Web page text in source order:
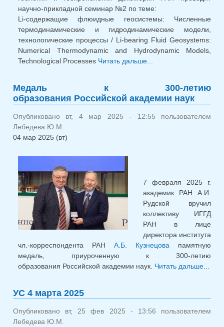
научно-прикладной семинар №2 по теме:
Li-содержащие флюидные геосистемы: Численные
термодинамические и гидродинамические модели,
технологические процессы / Li-bearing Fluid Geosystems:
Numerical Thermodynamic and Hydrodynamic Models,
Technological Processes Читать дальше...
Медаль к 300-летию
образования Российской академии наук
Опубликовано вт, 4 мар 2025 - 12:55 пользователем
Лебедева Ю.М.
04 мар 2025 (вт)
7 февраля 2025 г.
академик РАН А.И.
Рудской вручил
коллективу ИГГД
РАН в лице
директора института
чл.-корреспондента РАН А.Б. Кузнецова памятную
медаль, приуроченную к 300-летию
образования Российской академии наук. Читать дальше...
УС 4 марта 2025
Опубликовано вт, 25 фев 2025 - 13:56 пользователем
Лебедева Ю.М.